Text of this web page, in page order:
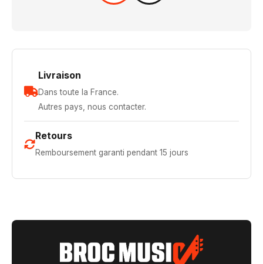
Livraison
Dans toute la France.
Autres pays, nous contacter.
Retours
Remboursement garanti pendant 15 jours